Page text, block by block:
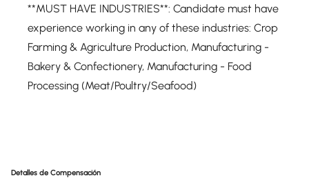
**MUST HAVE INDUSTRIES**: Candidate must have
experience working in any of these industries: Crop
Farming & Agriculture Production, Manufacturing -
Bakery & Confectionery, Manufacturing - Food
Processing (Meat/Poultry/Seafood)
Detalles de Compensación